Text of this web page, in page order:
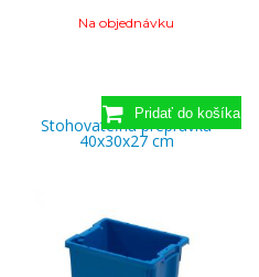
Na objednávku
Stohovateľná prepravka
40x30x27 cm